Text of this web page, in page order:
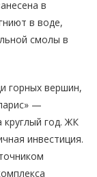
в
в воде,
смолы в
горных вершин,
—
круглый год. ЖК
инвестиция.